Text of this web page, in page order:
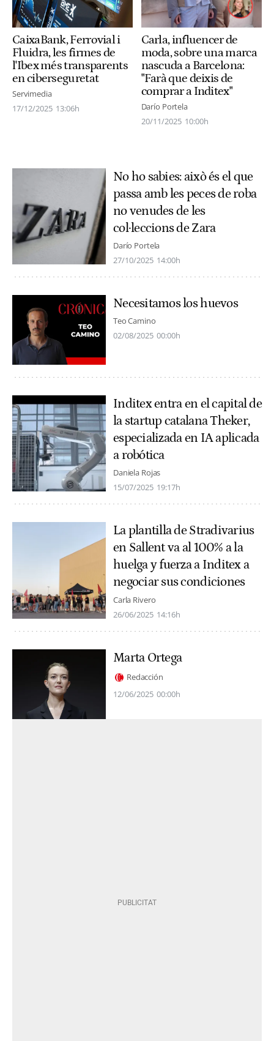
CaixaBank, Ferrovial i
Fluidra, les firmes de
l'Ibex més transparents
en ciberseguretat
Servimedia
17/12/2025 13:06h
Carla, influencer de
moda, sobre una marca
nascuda a Barcelona:
"Farà que deixis de
comprar a Inditex"
Darío Portela
20/11/2025 10:00h
No ho sabies: això és el que
passa amb les peces de roba
no venudes de les
col·leccions de Zara
Darío Portela
27/10/2025 14:00h
Necesitamos los huevos
Teo Camino
02/08/2025 00:00h
Inditex entra en el capital de
la startup catalana Theker,
especializada en IA aplicada
a robótica
Daniela Rojas
15/07/2025 19:17h
La plantilla de Stradivarius
en Sallent va al 100% a la
huelga y fuerza a Inditex a
negociar sus condiciones
Carla Rivero
26/06/2025 14:16h
Marta Ortega
Redacción
12/06/2025 00:00h